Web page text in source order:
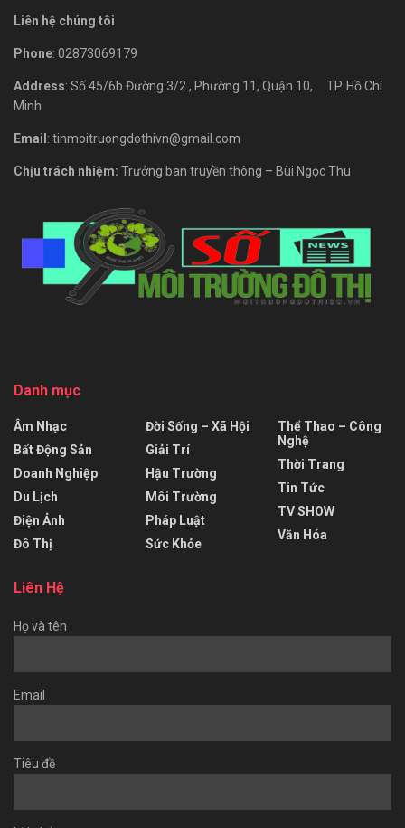
Liên hệ chúng tôi
Phone: 02873069179
Address: Số 45/6b Đường 3/2., Phường 11, Quận 10, TP. Hồ Chí
Minh
Email : tinmoitruongdothivn@gmail.com
Chịu trách nhiệm: Trưởng ban truyền thông – Bùi Ngọc Thu
Danh mục
Âm Nhạc
Bất Động Sản
Doanh Nghiệp
Du Lịch
Điện Ảnh
Đô Thị
Đời Sống – Xã Hội
Giải Trí
Hậu Trường
Môi Trường
Pháp Luật
Sức Khỏe
Thể Thao – Công
Nghệ
Thời Trang
Tin Tức
TV SHOW
Văn Hóa
Liên Hệ
Họ và tên
Email
Tiêu đề